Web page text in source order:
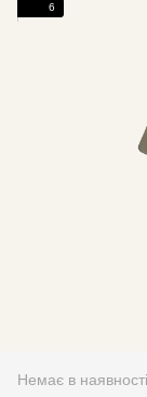
6
Немає в наявності